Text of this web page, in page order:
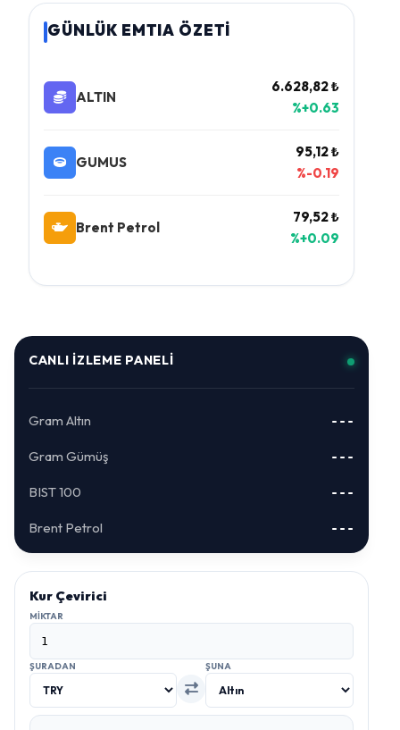
GÜNLÜK EMTIA ÖZETİ
ALTIN
6.628,82 ₺
%+0.63
GUMUS
95,12 ₺
%-0.19
Brent Petrol
79,52 ₺
%+0.09
CANLI İZLEME PANELI
Gram Altın ---
Gram Gümüş ---
BIST 100 ---
Brent Petrol ---
Kur Çevirici
MIKTAR
ŞURADAN ŞUNA